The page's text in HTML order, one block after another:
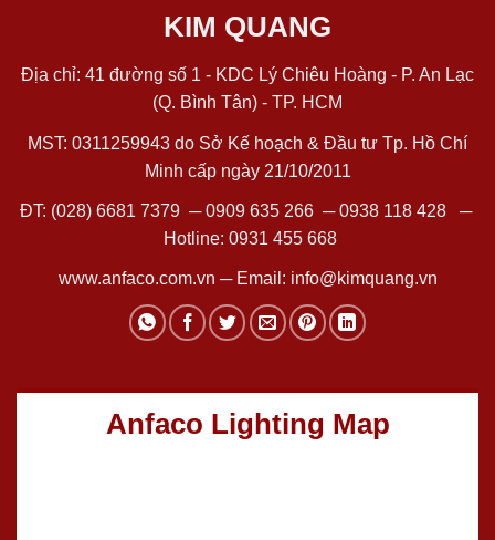
KIM QUANG
Địa chỉ: 41 đường số 1 - KDC Lý Chiêu Hoàng - P. An Lạc
(Q. Bình Tân) - TP. HCM
MST: 0311259943 do Sở Kế hoạch & Đầu tư Tp. Hồ Chí
Minh cấp ngày 21/10/2011
ĐT: (028) 6681 7379 ─0909 635 266─0938 118 428─
Hotline: 0931 455 668
www.anfaco.com.vn ─ Email: info@kimquang.vn
Anfaco Lighting Map